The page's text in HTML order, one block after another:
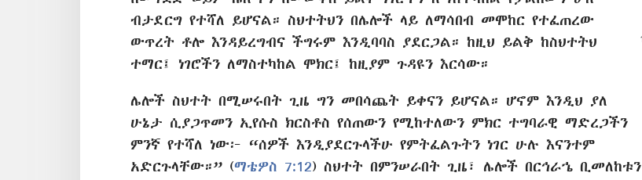
ብታደርግ የተሻለ ይሆናል። ስህተትህን በሌሎች ላይ ለማሳበብ መሞከር የተፈጠረው
ውጥረት ቶሎ እንዳይረግብና ችግሩም እንዲባባስ ያደርጋል። ከዚህ ይልቅ ከስህተትህ
ተማር፤ ነገሮችን ለማስተካከል ሞክር፤ ከዚያም ጉዳዩን እርሳው።
ሌሎች ስህተት በሚሠሩበት ጊዜ ግን መበሳጨት ይቀናን ይሆናል። ሆኖም እንዲህ ያለ
ሁኔታ ሲያጋጥመን ኢየሱስ ክርስቶስ የሰጠውን የሚከተለውን ምክር ተግባራዊ ማድረጋችን
ምንኛ የተሻለ ነው፦ “ሰዎች እንዲያደርጉላችሁ የምትፈልጉትን ነገር ሁሉ እናንተም
አድርጉላቸው።” (ማቴዎስ 7:12) ስህተት በምንሠራበት ጊዜ፣ ሌሎች በርኅራኄ ቢመለከቱን